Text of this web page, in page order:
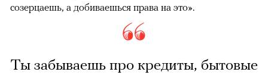
созерцаешь, а добиваешься права на это».
Ты забываешь про кредиты, бытовые